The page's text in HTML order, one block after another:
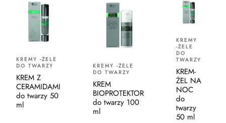
KREMY -ŻELE
DO TWARZY
KREM Z
CERAMIDAMI
do twarzy 50
ml
KREMY -ŻELE
DO TWARZY
KREM
BIOPROTEKTOR
do twarzy 100
ml
KREMY
-ŻELE
DO
TWARZY
KREM-
ŻEL NA
NOC
do
twarzy
50 ml